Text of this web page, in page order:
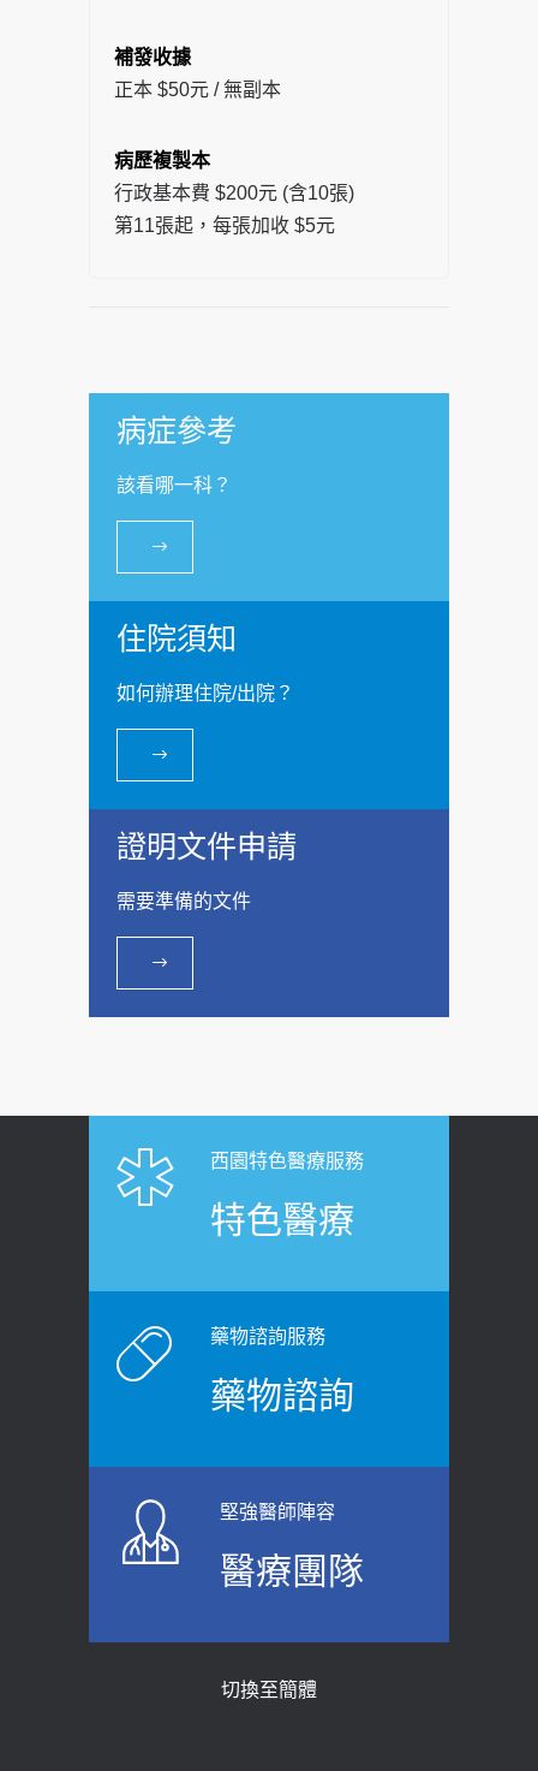
補發收據
正本 $50元 / 無副本
病歷複製本
行政基本費 $200元 (含10張)
第11張起，每張加收 $5元
病症參考
該看哪一科？
住院須知
如何辦理住院/出院？
證明文件申請
需要準備的文件
西園特色醫療服務
特色醫療
藥物諮詢服務
藥物諮詢
堅強醫師陣容
醫療團隊
切換至簡體